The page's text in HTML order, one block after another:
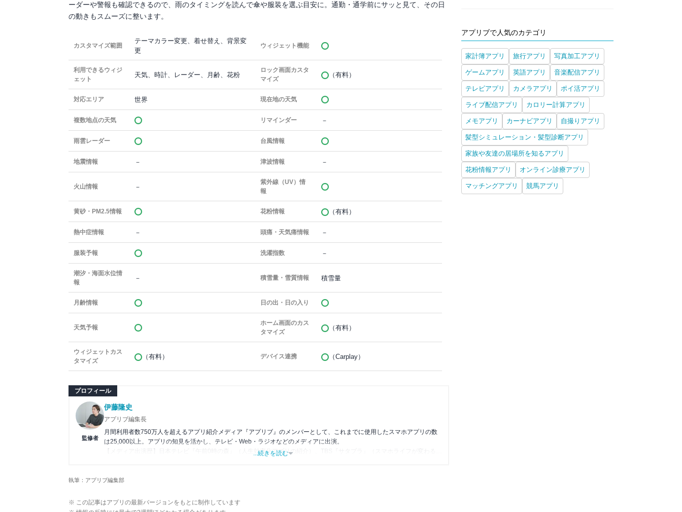
ーダーや警報も確認できるので、雨のタイミングを読んで傘や服装を選ぶ目安に。通勤・通学前にサッと見て、その日
の動きもスムーズに整います。
カスタマイズ範囲
テーマカラー変更、着せ替え、背景変
更
ウィジェット機能
利用できるウィジ
ェット
天気、時計、レーダー、月齢、花粉
ロック画面カスタ
マイズ
（有料）
対応エリア 世界 現在地の天気
複数地点の天気 リマインダー －
雨雲レーダー 台風情報
地震情報 － 津波情報 －
火山情報 －
紫外線（UV）情
報
黄砂・PM2.5情報 花粉情報 （有料）
熱中症情報 － 頭痛・天気痛情報 －
服装予報 洗濯指数 －
潮汐・海面水位情
報
－ 積雪量・雪質情報 積雪量
月齢情報 日の出・日の入り
天気予報
ホーム画面のカス
タマイズ
（有料）
ウィジェットカス
タマイズ
（有料） デバイス連携 （Carplay）
プロフィール
監修者
伊藤隆史
アプリブ編集長
月間利用者数750万人を超えるアプリ紹介メディア『アプリブ』のメンバーとして、これまでに使用したスマホアプリの数
は25,000以上。アプリの知見を活かし、テレビ・Web・ラジオなどのメディアに出演。
【メディア出演歴】日本テレビ『午前0時の森』（人生効率化アプリの紹介）、TBS『サタプラ』（スマホライフが変わる神
Wikipedia
...続きを読む
執筆：アプリブ編集部
※ この記事はアプリの最新バージョンをもとに制作しています
アプリブで人気のカテゴリ
家計簿アプリ 旅行アプリ 写真加工アプリ
ゲームアプリ 英語アプリ 音楽配信アプリ
テレビアプリ カメラアプリ ポイ活アプリ
ライブ配信アプリ カロリー計算アプリ
メモアプリ カーナビアプリ 自撮りアプリ
髪型シミュレーション・髪型診断アプリ
家族や友達の居場所を知るアプリ
花粉情報アプリ オンライン診療アプリ
マッチングアプリ 競馬アプリ